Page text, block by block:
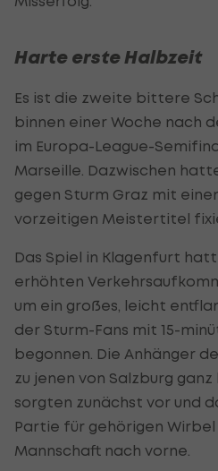
Harte erste Halbzeit
Es ist die zweite bittere
binnen einer Woche nach
im Europa-League-
Marseille. Dazwischen
gegen Sturm Graz mit
vorzeitigen Meistertitel
Das Spiel in Klagenfurt
erhöhten
um ein großes, leicht
der Sturm-Fans mit 15-
begonnen. Die Anhänger
zu jenen von Salzburg
sorgten zunächst vor und
Partie für gehörigen
Mannschaft nach vorne.